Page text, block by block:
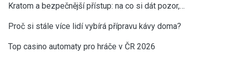
Kratom a bezpečnější přístup: na co si dát pozor,…
Proč si stále více lidí vybírá přípravu kávy doma?
Top casino automaty pro hráče v ČR 2026